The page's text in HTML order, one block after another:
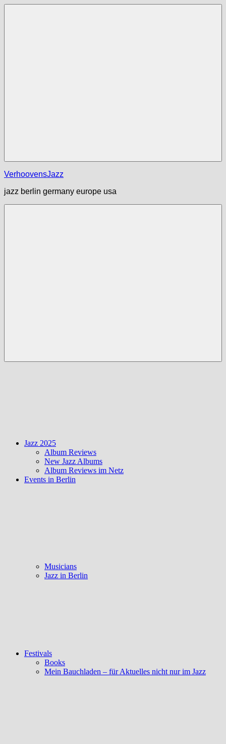
Zum
VerhoovensJazz
jazz berlin germany europe usa
Jazz 2025
Album Reviews
New Jazz Albums
Album Reviews im Netz
Events in Berlin
Musicians
Jazz in Berlin
Festivals
Books
Mein Bauchladen – für Aktuelles nicht nur im Jazz